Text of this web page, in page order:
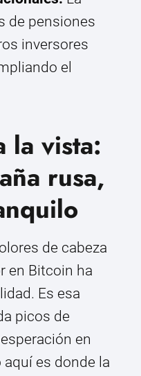
de pensiones
inversores
el
la vista:
rusa,
de cabeza
en Bitcoin ha
Es esa
picos de
en
es donde la